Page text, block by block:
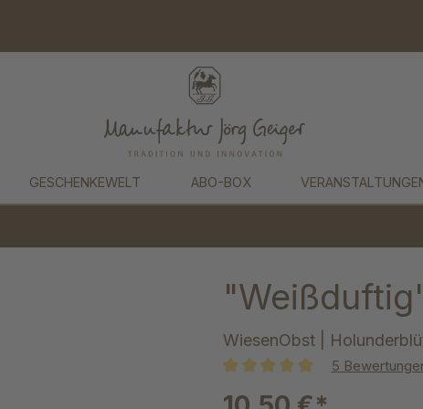
GESCHENKEWELT ABO-BOX
WiesenObst |
5